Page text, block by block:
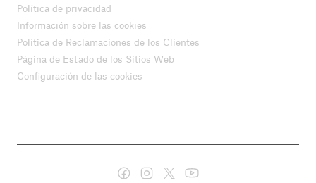
Política de privacidad
Información sobre las cookies
Política de Reclamaciones de los Clientes
Página de Estado de los Sitios Web
Configuración de las cookies